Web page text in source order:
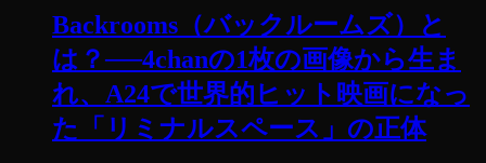
Backrooms（バックルームズ）と
は？──4chanの1枚の画像から生ま
れ、A24で世界的ヒット映画になっ
た「リミナルスペース」の正体